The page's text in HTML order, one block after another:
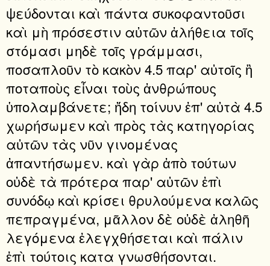
ψεύδονται καὶ πάντα συκοφαντοῦσι
καὶ μὴ πρόσεστιν αὐτῶν ἀλήθεια τοῖς
στόμασι μηδὲ τοῖς γράμμασι,
ποσαπλοῦν τὸ κακὸν 4.5 παρ' αὐτοῖς ἢ
ποταποὺς εἶναι τοὺς ἀνθρώπους
ὑπολαμβάνετε; ἤδη τοίνυν ἐπ' αὐτὰ 4.5
χωρήσωμεν καὶ πρὸς τὰς κατηγορίας
αὐτῶν τὰς νῦν γινομένας
ἀπαντήσωμεν. καὶ γὰρ ἀπὸ τούτων
οὐδὲ τὰ πρότερα παρ' αὐτῶν ἐπὶ
συνόδῳ καὶ κρίσει θρυλούμενα καλῶς
πεπραγμένα, μᾶλλον δὲ οὐδὲ ἀληθῆ
λεγόμενα ἐλεγχθήσεται καὶ πάλιν
ἐπὶ τούτοις κατα γνωσθήσονται.